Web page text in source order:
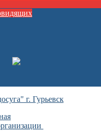
г. Гурьевск